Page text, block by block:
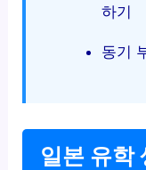
하기
동기
일본 유학